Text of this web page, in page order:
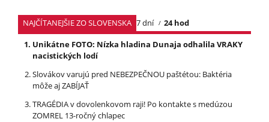
NAJČÍTANEJŠIE ZO SLOVENSKA 7 dní
24 hod
Unikátne FOTO: Nízka hladina Dunaja odhalila VRAKY
nacistických lodí
Slovákov varujú pred NEBEZPEČNOU paštétou: Baktéria
môže aj ZABÍJAŤ
TRAGÉDIA v dovolenkovom raji! Po kontakte s medúzou
ZOMREL 13-ročný chlapec